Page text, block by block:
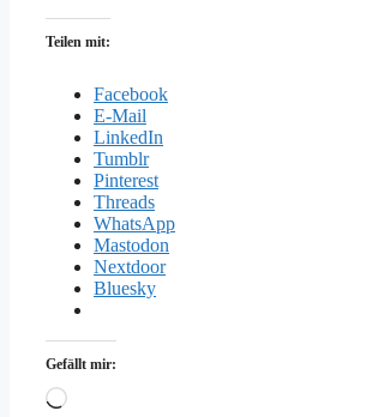
Teilen mit:
Facebook
E-Mail
LinkedIn
Tumblr
Pinterest
Threads
WhatsApp
Mastodon
Nextdoor
Bluesky
Gefällt mir:
Wird